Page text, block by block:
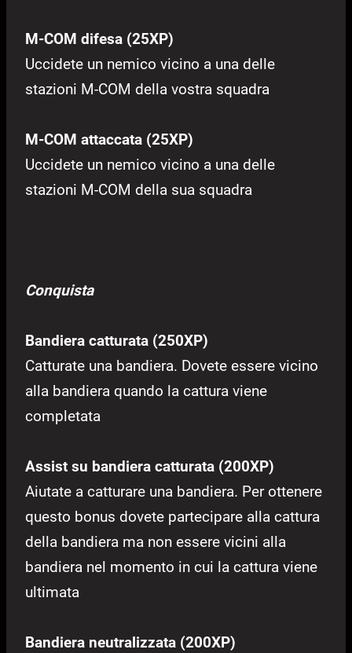
M-COM difesa (25XP)
Uccidete un nemico vicino a una delle
stazioni M-COM della vostra squadra
M-COM attaccata (25XP)
Uccidete un nemico vicino a una delle
stazioni M-COM della sua squadra
Conquista
Bandiera catturata (250XP)
Catturate una bandiera. Dovete essere vicino
alla bandiera quando la cattura viene
completata
Assist su bandiera catturata (200XP)
Aiutate a catturare una bandiera. Per ottenere
questo bonus dovete partecipare alla cattura
della bandiera ma non essere vicini alla
bandiera nel momento in cui la cattura viene
ultimata
Bandiera neutralizzata (200XP)